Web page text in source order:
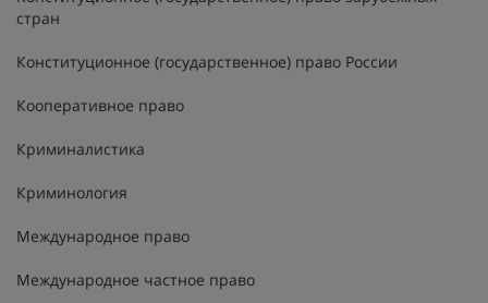
стран
Конституционное (государственное) право России
Кооперативное право
Криминалистика
Криминология
Международное право
Международное частное право